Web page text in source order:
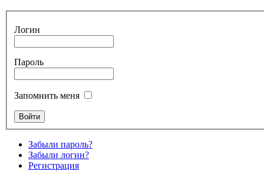
Логин
Пароль
Запомнить меня
Забыли пароль?
Забыли логин?
Регистрация